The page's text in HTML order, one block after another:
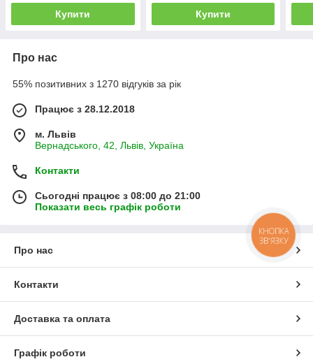
Купити Купити
Про нас
55% позитивних з 1270 відгуків за рік
Працює з 28.12.2018
м. Львів
Вернадського, 42, Львів, Україна
Контакти
Сьогодні працює з 08:00 до 21:00
Показати весь графік роботи
Про нас
Контакти
Доставка та оплата
Графік роботи
КНОПКА
ЗВ'ЯЗКУ